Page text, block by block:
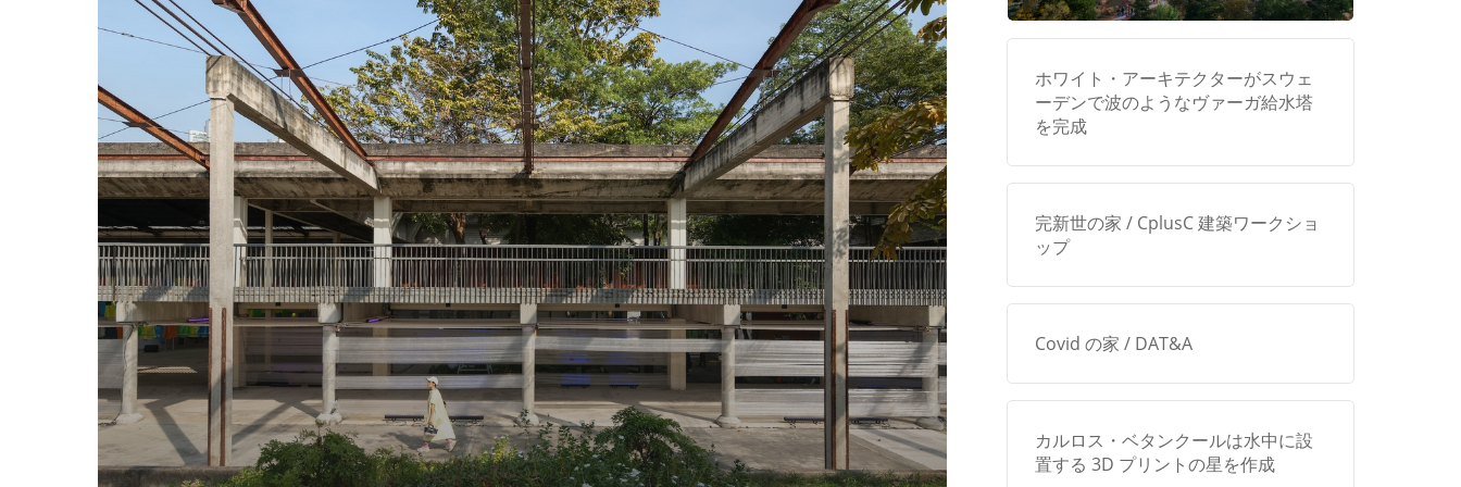
コ
リ
ド
ー
パ
ブ
リ
ッ
ア
ー
ホワイト・アーキテクターがスウェ
ーデンで波のようなヴァーガ給水塔
を完成
完新世の家 / CplusC 建築ワークショ
ップ
Covid の家 / DAT&A
カルロス・ベタンクールは水中に設
置する 3D プリントの星を作成